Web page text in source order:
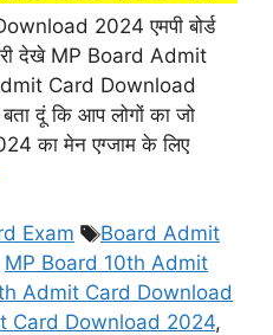
2024 एमपी बोर्ड
देखे MP Board Admit
Card Download
दूं कि आप लोगों का जो
का मेन एग्जाम के लिए
Exam Tags
Board Admit
MP Board 10th Admit
Admit Card Download
Card Download 2024,